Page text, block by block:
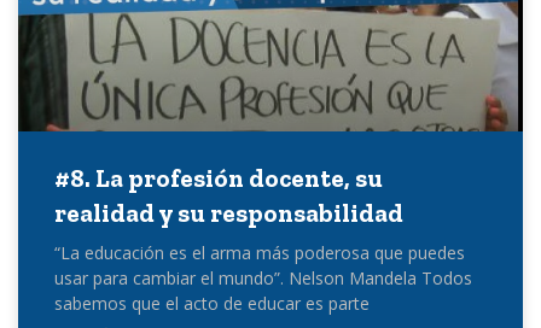
#8. La profesión docente, su
realidad y su responsabilidad
“La educación es el arma más poderosa que puedes
usar para cambiar el mundo”. Nelson Mandela Todos
sabemos que el acto de educar es parte